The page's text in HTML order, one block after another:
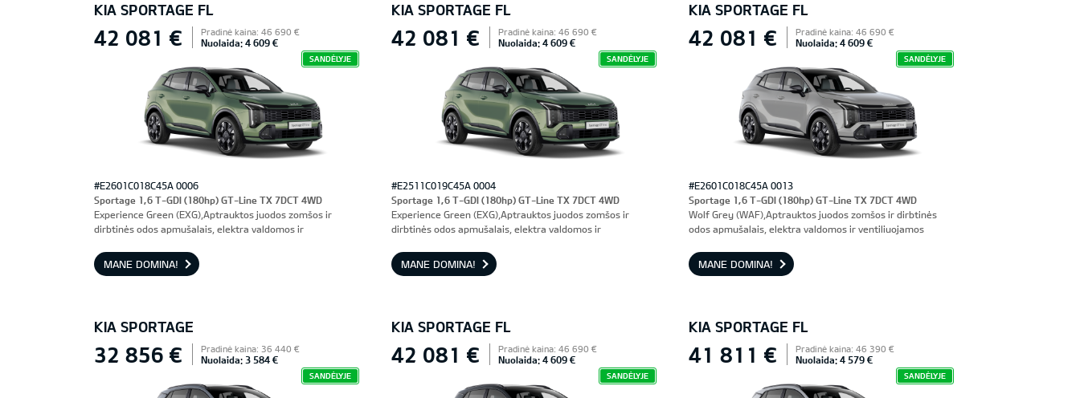
KIA SPORTAGE FL
42 081 € Pradinė kaina: 46 690 €
Nuolaida: 4 609 €
SANDĖLYJE
#E2601C018C45A 0006
Sportage 1,6 T-GDI (180hp) GT-Line TX 7DCT 4WD
Experience Green (EXG),Aptrauktos juodos zomšos ir
dirbtinės odos apmušalais, elektra valdomos ir
atmintimi
MANE DOMINA!
KIA SPORTAGE FL
42 081 € Pradinė kaina: 46 690 €
Nuolaida: 4 609 €
SANDĖLYJE
#E2511C019C45A 0004
Sportage 1,6 T-GDI (180hp) GT-Line TX 7DCT 4WD
Experience Green (EXG),Aptrauktos juodos zomšos ir
dirbtinės odos apmušalais, elektra valdomos ir
atmintimi
MANE DOMINA!
KIA SPORTAGE FL
42 081 € Pradinė kaina: 46 690 €
Nuolaida: 4 609 €
SANDĖLYJE
#E2601C018C45A 0013
Sportage 1,6 T-GDI (180hp) GT-Line TX 7DCT 4WD
Wolf Grey (WAF),Aptrauktos juodos zomšos ir dirbtinės
odos apmušalais, elektra valdomos ir ventiliuojamos
MANE DOMINA!
KIA SPORTAGE
32 856 € Pradinė kaina: 36 440 €
Nuolaida: 3 584 €
SANDĖLYJE
KIA SPORTAGE FL
42 081 € Pradinė kaina: 46 690 €
Nuolaida: 4 609 €
SANDĖLYJE
KIA SPORTAGE FL
41 811 € Pradinė kaina: 46 390 €
Nuolaida: 4 579 €
SANDĖLYJE